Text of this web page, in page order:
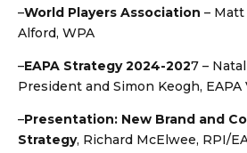
–World Players Association – Matt
Alford, WPA
–EAPA Strategy 2024-2027 –
President and Simon Keogh,
–Presentation: New Brand and
Strategy, Richard McElwee, RPI/